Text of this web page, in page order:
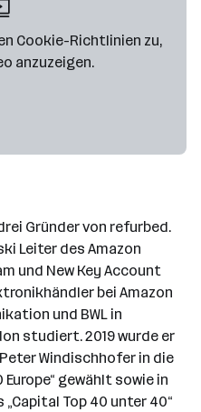
Cookie-Richtlinien zu,
anzuzeigen.
Gründer von refurbed.
Leiter des Amazon
und New Key Account
bei Amazon
und BWL in
studiert. 2019 wurde er
Windischhofer in die
gewählt sowie in
„Capital Top 40 unter 40“